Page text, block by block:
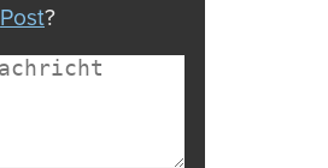
Post?